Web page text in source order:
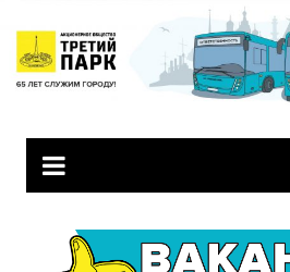
содержимому